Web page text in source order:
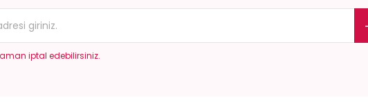
iptal edebilirsiniz.